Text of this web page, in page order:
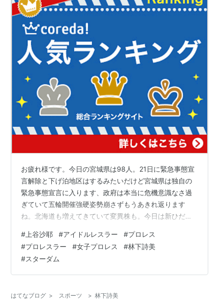
お疲れ様です。今日の宮城県は98人。21日に緊急事態宣
言解除と下げ泊地区はするみたいだけど宮城県は独自の
緊急事態宣言に入ります、政府は本当に危機意識なさ過
ぎていて五輪開催強硬姿勢崩さずもうあきれ返ります
ね。北海道も増えてきていて変異株も。今日は新ひだか
日本武道館で大会があったんです。上谷選手はワールド
オブスターダムその試合は負けてしまいでもすごい力を
さらに 上谷沙弥のスワンダイブ式フランケンシュタイナ
ー‼️https://t.co/RBylFi3ilH #STARDOM
# 上谷沙耶 #アイドルレスラー #プロレス
#プロレスラー #女子プロレス #林下詩美
#スターダム
はてなブログ > スポーツ > 林下詩美